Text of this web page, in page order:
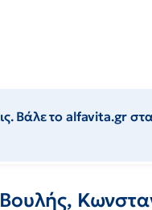
Βάλε το alfavita.gr